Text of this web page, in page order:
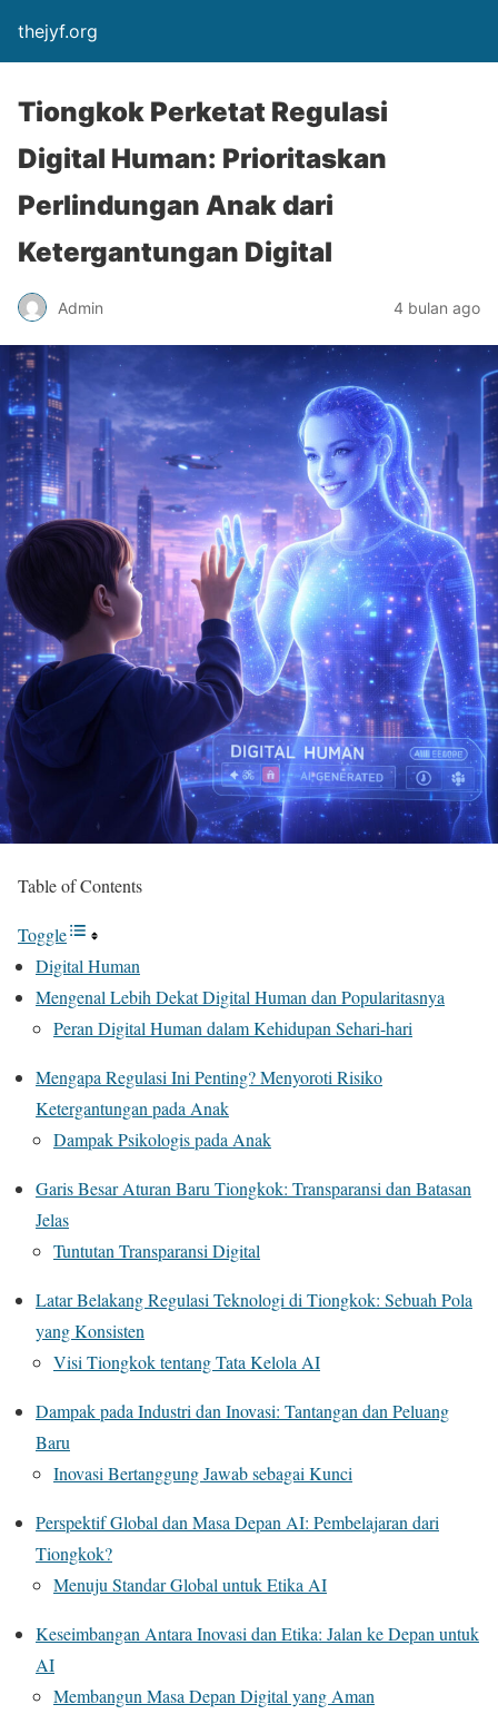
thejyf.org
Tiongkok Perketat Regulasi
Digital Human: Prioritaskan
Perlindungan Anak dari
Ketergantungan Digital
Admin 4 bulan ago
Table of Contents
Toggle
Digital Human
Mengenal Lebih Dekat Digital Human dan Popularitasnya
Peran Digital Human dalam Kehidupan Sehari-hari
Mengapa Regulasi Ini Penting? Menyoroti Risiko
Ketergantungan pada Anak
Dampak Psikologis pada Anak
Garis Besar Aturan Baru Tiongkok: Transparansi dan Batasan
Jelas
Tuntutan Transparansi Digital
Latar Belakang Regulasi Teknologi di Tiongkok: Sebuah Pola
yang Konsisten
Visi Tiongkok tentang Tata Kelola AI
Dampak pada Industri dan Inovasi: Tantangan dan Peluang
Baru
Inovasi Bertanggung Jawab sebagai Kunci
Perspektif Global dan Masa Depan AI: Pembelajaran dari
Tiongkok?
Menuju Standar Global untuk Etika AI
Keseimbangan Antara Inovasi dan Etika: Jalan ke Depan untuk
AI
Membangun Masa Depan Digital yang Aman